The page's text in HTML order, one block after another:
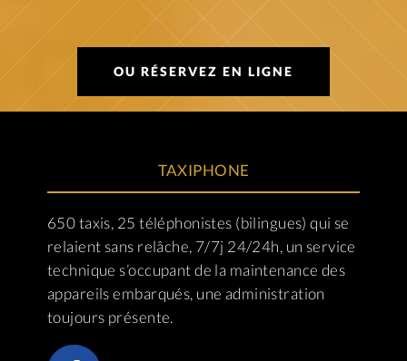
OU RÉSERVEZ EN LIGNE
TAXIPHONE
650 taxis, 25 téléphonistes (bilingues) qui se
relaient sans relâche, 7/7j 24/24h, un service
technique s’occupant de la maintenance des
appareils embarqués, une administration
toujours présente.